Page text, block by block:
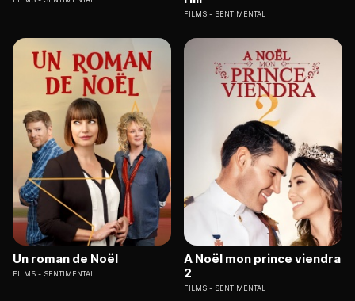
FILMS SENTIMENTAL
Un roman de Noël
FILMS SENTIMENTAL
A Noël mon prince viendra
2
FILMS SENTIMENTAL